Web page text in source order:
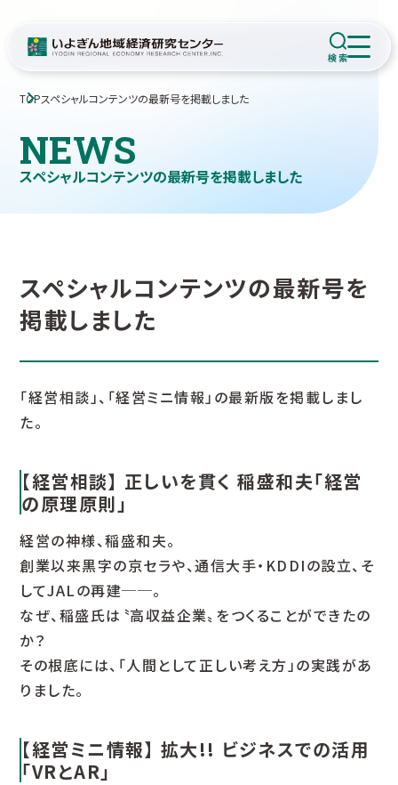
TOPスペシャルコンテンツの最新号を掲載しました
NEWS
スペシャルコンテンツの最新号を掲載しました
スペシャルコンテンツの最新号を
掲載しました
「経営相談」、「経営ミニ情報」の最新版を掲載しまし
た。
【経営相談】 正しいを貫く 稲盛和夫「経営
の原理原則」
経営の神様、稲盛和夫。
創業以来黒字の京セラや、通信大手・KDDIの設立、そ
してJALの再建──。
なぜ、稲盛氏は〝高収益企業〟をつくることができたの
か？
その根底には、「人間として正しい考え方」の実践があ
りました。
【経営ミニ情報】 拡大!! ビジネスでの活用
「VRとAR」